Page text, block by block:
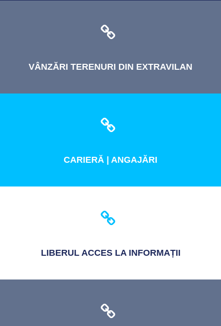
VÂNZĂRI TERENURI DIN EXTRAVILAN
CARIERĂ | ANGAJĂRI
LIBERULACCES LA INFORMAȚII